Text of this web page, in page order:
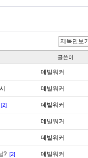
제목만보기
글쓴이
데빌워커
데빌워커
[2] 데빌워커
데빌워커
데빌워커
? [2] 데빌워커